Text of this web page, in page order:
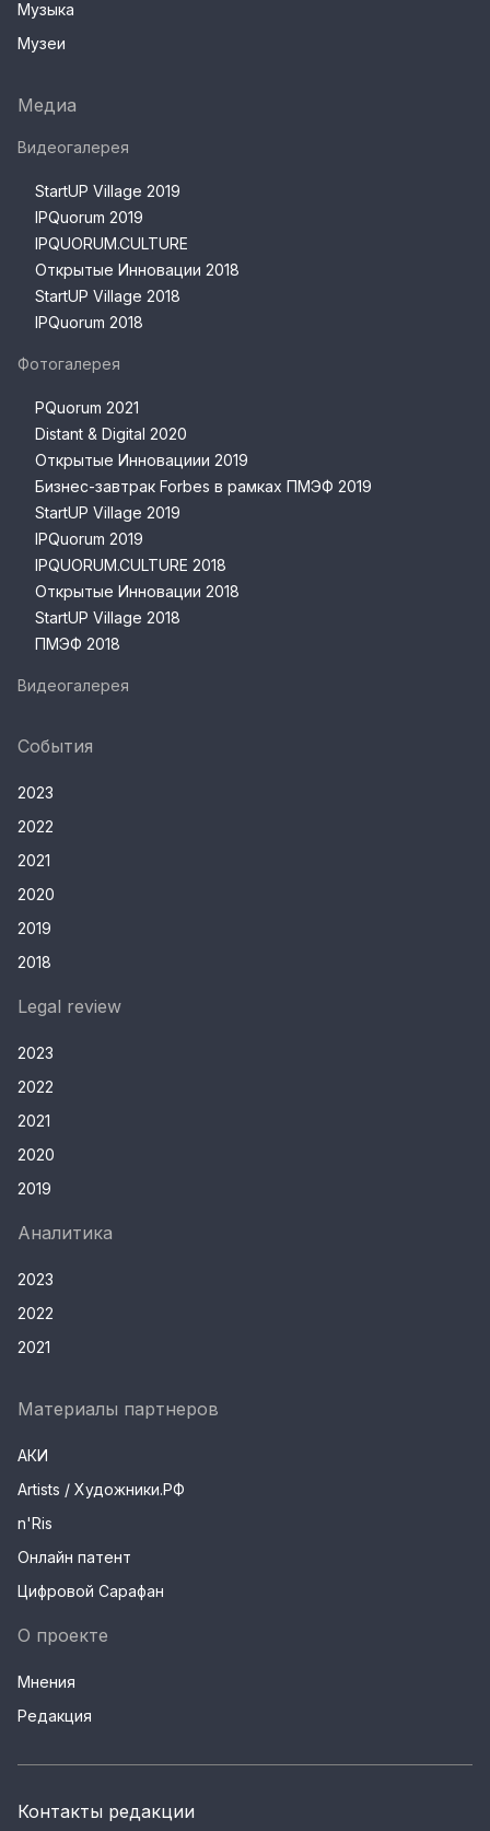
Музыка
Музеи
Медиа
Видеогалерея
StartUP Village 2019
IPQuorum 2019
IPQUORUM.CULTURE
Открытые Инновации 2018
StartUP Village 2018
IPQuorum 2018
Фотогалерея
PQuorum 2021
Distant & Digital 2020
Открытые Инновациии 2019
Бизнес-завтрак Forbes в рамках ПМЭФ 2019
StartUP Village 2019
IPQuorum 2019
IPQUORUM.CULTURE 2018
Открытые Инновации 2018
StartUP Village 2018
ПМЭФ 2018
Видеогалерея
События
2023
2022
2021
2020
2019
2018
Legal review
2023
2022
2021
2020
2019
Аналитика
2023
2022
2021
Материалы партнеров
АКИ
Artists / Художники.РФ
n'Ris
Онлайн патент
Цифровой Сарафан
О проекте
Мнения
Редакция
Контакты редакции